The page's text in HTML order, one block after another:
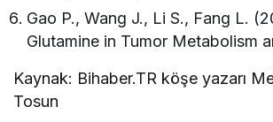
Gao P., Wang J., Li S., Fang L.
Glutamine in Tumor Metabolism
Kaynak: Bihaber.TR köşe yazarı
Tosun